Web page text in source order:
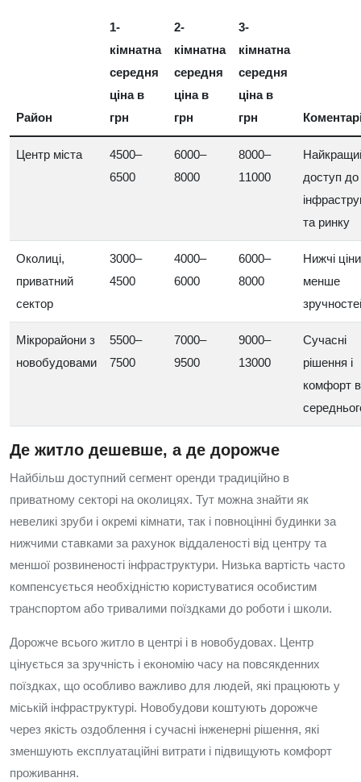
Район
1-
кімнатна
середня
ціна в
грн
2-
кімнатна
середня
ціна в
грн
3-
кімнатна
середня
ціна в
грн
Центр міста
4500–
6500
6000–
8000
8000–
11000
доступ до
та ринку
Околиці,
приватний
сектор
3000–
4500
4000–
6000
6000–
8000
Нижчі
менше
Мікрорайони з
новобудовами
5500–
7500
7000–
9500
9000–
13000
Сучасні
рішення і
комфорт
Де житло дешевше, а де дорожче
Найбільш доступний сегмент оренди традиційно в
приватному секторі на околицях. Тут можна знайти як
невеликі зруби і окремі кімнати, так і повноцінні будинки за
нижчими ставками за рахунок віддаленості від центру та
меншої розвиненості інфраструктури. Низька вартість часто
компенсується необхідністю користуватися особистим
транспортом або тривалими поїздками до роботи і школи.
Дорожче всього житло в центрі і в новобудовах. Центр
цінується за зручність і економію часу на повсякденних
поїздках, що особливо важливо для людей, які працюють у
міській інфраструктурі. Новобудови коштують дорожче
через якість оздоблення і сучасні інженерні рішення, які
зменшують експлуатаційні витрати і підвищують комфорт
проживання.